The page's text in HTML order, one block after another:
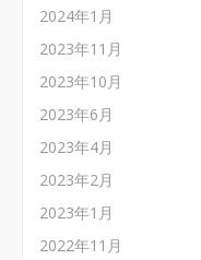
2024年1月
2023年11月
2023年10月
2023年6月
2023年4月
2023年2月
2023年1月
2022年11月